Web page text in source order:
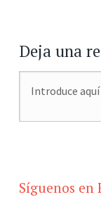
Deja una
Síguenos en